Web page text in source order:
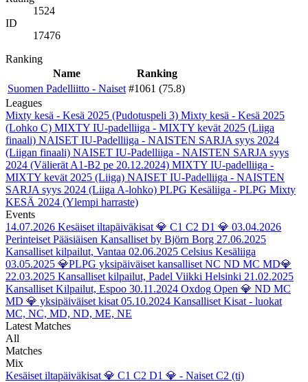
1524
ID
17476
Ranking
Name
Ranking
Suomen Padelliitto - Naiset #1061 (75.8)
Leagues
Mixty kesä - Kesä 2025 (Pudotuspeli 3) Mixty kesä - Kesä 2025
(Lohko C) MIXTY IU-padelliiga - MIXTY kevät 2025 (Liiga
finaali) NAISET IU-Padelliiga - NAISTEN SARJA syys 2024
(Liigan finaali) NAISET IU-Padelliiga - NAISTEN SARJA syys
2024 (Välierät A1-B2 pe 20.12.2024) MIXTY IU-padelliiga -
MIXTY kevät 2025 (Liiga) NAISET IU-Padelliiga - NAISTEN
SARJA syys 2024 (Liiga A-lohko) PLPG Kesäliiga - PLPG Mixty
KESÄ 2024 (Ylempi harraste)
Events
14.07.2026 Kesäiset iltapäiväkisat 💎 C1 C2 D1 💎 03.04.2026
Perinteiset Pääsiäisen Kansalliset by Björn Borg 27.06.2025
Kansalliset kilpailut, Vantaa 02.06.2025 Celsius Kesäliiga
03.05.2025 💎PLPG yksipäiväiset kansalliset NC ND MC MD💎
22.03.2025 Kansalliset kilpailut, Padel Viikki Helsinki 21.02.2025
Kansalliset Kilpailut, Espoo 30.11.2024 Oxdog Open 💎 ND MC
MD 💎 yksipäiväiset kisat 05.10.2024 Kansalliset Kisat - luokat
MC, NC, MD, ND, ME, NE
Latest Matches
All
Matches
Mix
Kesäiset iltapäiväkisat 💎 C1 C2 D1 💎 - Naiset C2 (ti)